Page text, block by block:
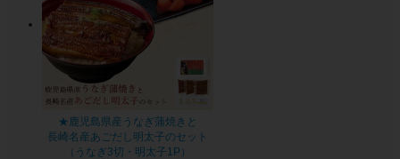
★鹿児島県産うなぎ蒲焼きと
長崎名産あごだし明太子のセット
（うなぎ3切・明太子1P）